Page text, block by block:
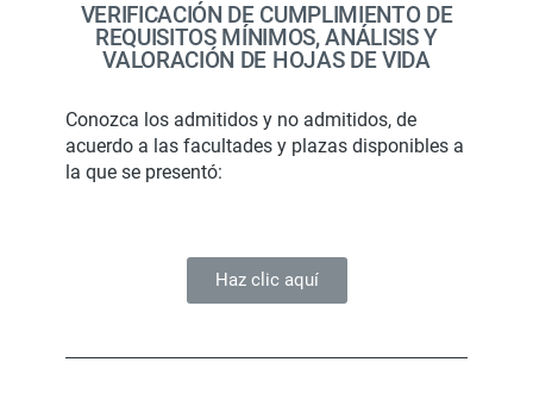
VERIFICACIÓN DE CUMPLIMIENTO DE
REQUISITOS MÍNIMOS, ANÁLISIS Y
VALORACIÓN DE HOJAS DE VIDA
Conozca los admitidos y no admitidos, de
acuerdo a las facultades y plazas disponibles a
la que se presentó:
Haz clic aquí